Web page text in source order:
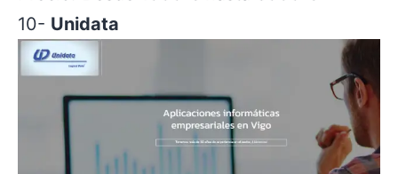
10- Unidata